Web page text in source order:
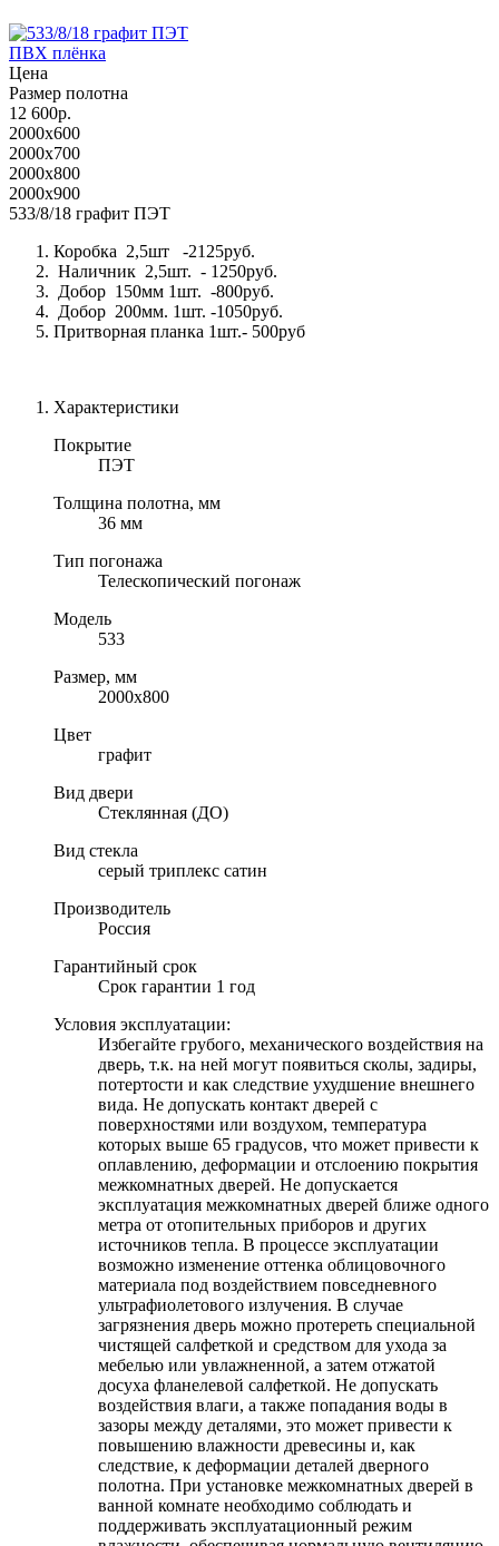
ПВХ плёнка
Цена
Размер полотна
12 600р.
2000x600
2000x700
2000x800
2000x900
533/8/18 графит ПЭТ
Коробка 2,5шт -2125руб.
Наличник 2,5шт. - 1250руб.
Добор 150мм 1шт. -800руб.
Добор 200мм. 1шт. -1050руб.
Притворная планка 1шт.- 500руб
Характеристики
Покрытие
ПЭТ
Толщина полотна, мм
36 мм
Тип погонажа
Телескопический погонаж
Модель
533
Размер, мм
2000х800
Цвет
графит
Вид двери
Стеклянная (ДО)
Вид стекла
серый триплекс сатин
Производитель
Россия
Гарантийный срок
Срок гарантии 1 год
Условия эксплуатации:
Избегайте грубого, механического воздействия на
дверь, т.к. на ней могут появиться сколы, задиры,
потертости и как следствие ухудшение внешнего
вида. Не допускать контакт дверей с
поверхностями или воздухом, температура
которых выше 65 градусов, что может привести к
оплавлению, деформации и отслоению покрытия
межкомнатных дверей. Не допускается
эксплуатация межкомнатных дверей ближе одного
метра от отопительных приборов и других
источников тепла. В процессе эксплуатации
возможно изменение оттенка облицовочного
материала под воздействием повседневного
ультрафиолетового излучения. В случае
загрязнения дверь можно протереть специальной
чистящей салфеткой и средством для ухода за
мебелью или увлажненной, а затем отжатой
досуха фланелевой салфеткой. Не допускать
воздействия влаги, а также попадания воды в
зазоры между деталями, это может привести к
повышению влажности древесины и, как
следствие, к деформации деталей дверного
полотна. При установке межкомнатных дверей в
ванной комнате необходимо соблюдать и
поддерживать эксплуатационный режим